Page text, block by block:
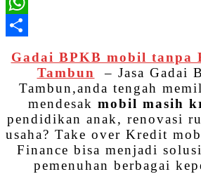
Gadai BPKB mobil tanpa
Tambun
– Jasa Gadai
Tambun,anda tengah
mendesak mobil masih
pendidikan anak, renovasi
usaha? Take over Kredit
Finance bisa menjadi
pemenuhan berbagai